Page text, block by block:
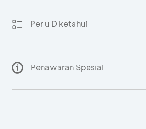
Perlu Diketahui
Penawaran Spesial